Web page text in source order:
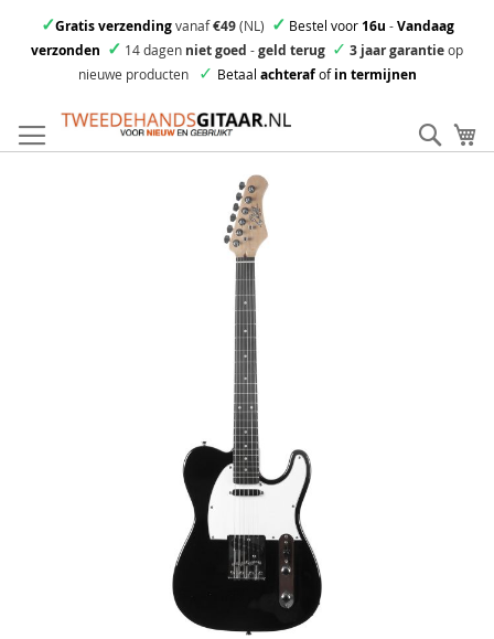
✓Gratis verzendingvanaf€49(NL) ✓ Bestel voor16u -Vandaag
verzonden ✓ 14 dagen niet goed -geld terug ✓ 3 jaar garantieop
nieuwe producten
✓ Betaal achterafofin termijnen
direct
door